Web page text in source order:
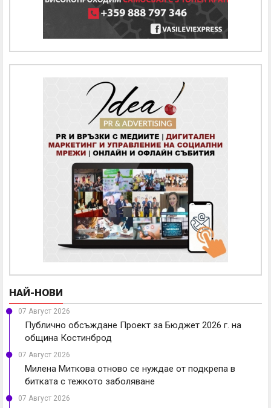
НАЙ-НОВИ
07 Август 2026
Публично обсъждане Проект за Бюджет 2026 г. на
община Костинброд
07 Август 2026
Милена Миткова отново се нуждае от подкрепа в
битката с тежкото заболяване
07 Август 2026